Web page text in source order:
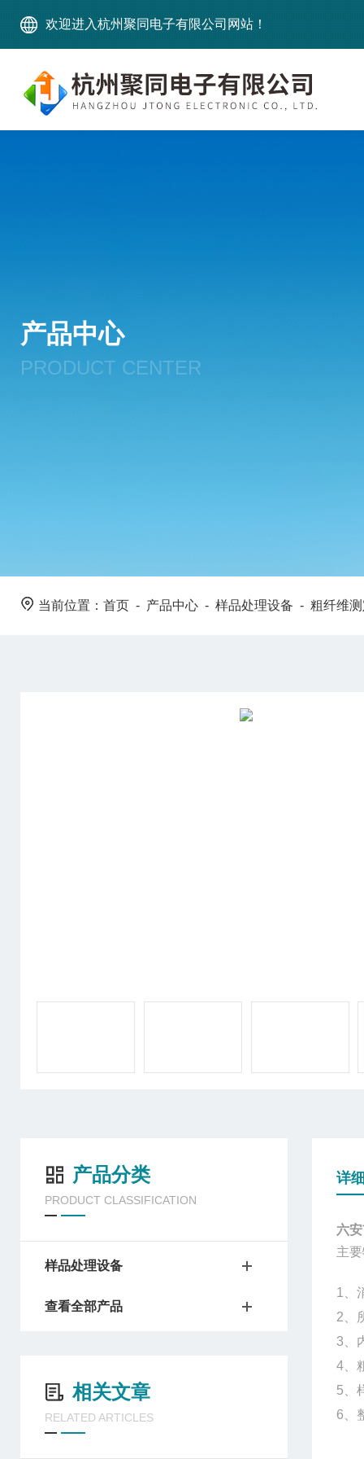
欢迎进入杭州聚同电子有限公司网站！
产品中心
PRODUCT CENTER
当前位置： 首页 - 产品中心 - 样品处理设备 - 粗纤维
产品分类
PRODUCT CLASSIFICATION
样品处理设备
查看全部产品
相关文章
RELATED ARTICLES
详
六
主
1
2、
3、
4、
5、
6、